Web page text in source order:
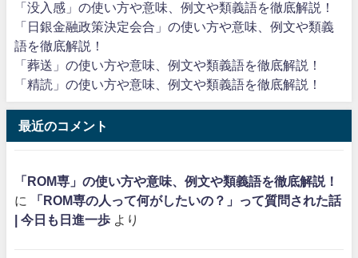
「没入感」の使い方や意味、例文や類義語を徹底解説！
「日銀金融政策決定会合」の使い方や意味、例文や類義
語を徹底解説！
「葬送」の使い方や意味、例文や類義語を徹底解説！
「精読」の使い方や意味、例文や類義語を徹底解説！
最近のコメント
「ROM専」の使い方や意味、例文や類義語を徹底解説！
に
「ROM専の人って何がしたいの？」って質問された話
| 今日も日進一歩 より